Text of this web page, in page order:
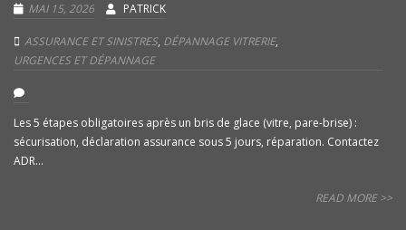
MAI 15, 2026 PATRICK
ASSURANCE ET SINISTRES, DÉPANNAGE VITRERIE,
URGENCES ET DÉPANNAGE
Les 5 étapes obligatoires après un bris de glace (vitre, pare-brise) :
sécurisation, déclaration assurance sous 5 jours, réparation. Contactez
ADR...
READ MORE >>